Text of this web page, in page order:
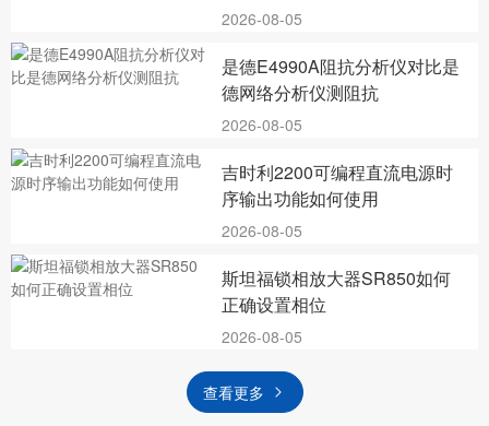
2026-08-05
是德E4990A阻抗分析仪对比是
德网络分析仪测阻抗
2026-08-05
吉时利2200可编程直流电源时
序输出功能如何使用
2026-08-05
斯坦福锁相放大器SR850如何
正确设置相位
2026-08-05
查看更多